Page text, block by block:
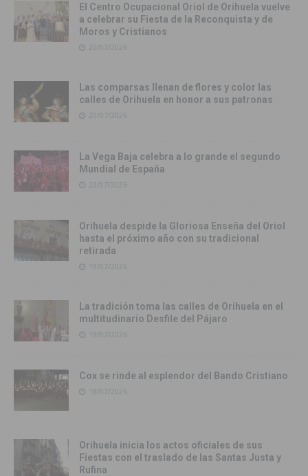
El Centro Ocupacional Oriol de Orihuela vuelve
a celebrar su Fiesta de la Reconquista y de
Moros y Cristianos
20/07/2026
Las comparsas llenan de flores y color las
calles de Orihuela en honor a sus patronas
20/07/2026
La Vega Baja celebra a lo grande el segundo
Mundial de España
20/07/2026
Orihuela despide la Gloriosa Enseña del Oriol
hasta el próximo año con su tradicional
retirada
19/07/2026
La tradición toma las calles de Orihuela en el
multitudinario Desfile del Pájaro
19/07/2026
Cox se rinde al esplendor del Bando Cristiano
18/07/2026
Orihuela inicia los actos oficiales de sus
Fiestas con el traslado de las Santas Justa y
Rufina